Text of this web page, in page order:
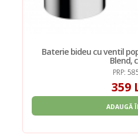
Baterie bideu cu ventil
Blend,
PRP:
359
ADAUGĂ